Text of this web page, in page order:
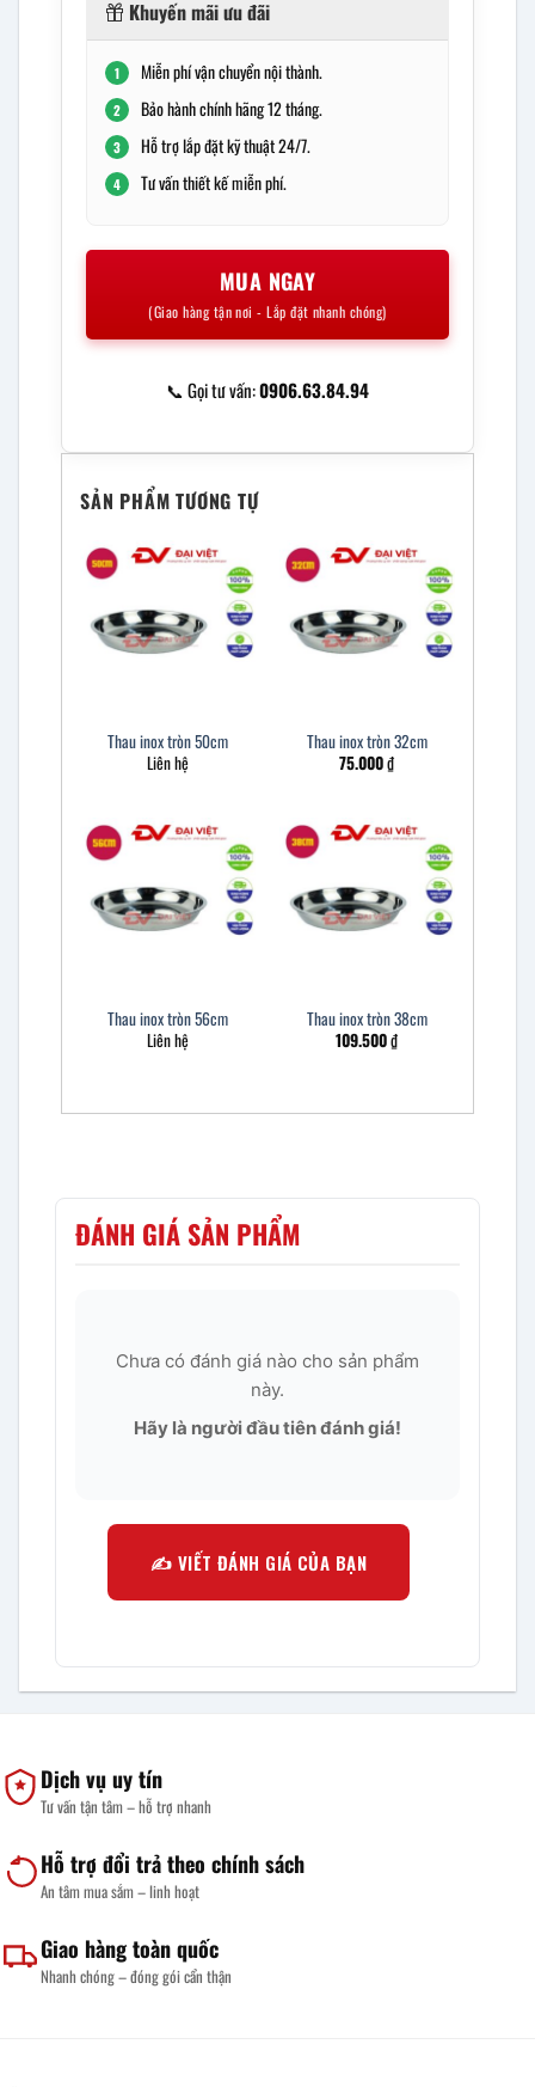
Khuyến mãi ưu đãi
1 Miễn phí vận chuyển nội thành.
2 Bảo hành chính hãng 12 tháng.
3 Hỗ trợ lắp đặt kỹ thuật 24/7.
4 Tư vấn thiết kế miễn phí.
MUA NGAY
(Giao hàng tận nơi - Lắp đặt nhanh chóng)
📞 Gọi tư vấn:0906.63.84.94
SẢN PHẨM TƯƠNG TỰ
Thau inox tròn 50cm
Liên hệ
Thau inox tròn 32cm
75.000₫
Thau inox tròn 56cm
Liên hệ
Thau inox tròn 38cm
109.500₫
ĐÁNH GIÁ SẢN PHẨM
Chưa có đánh giá nào cho sản phẩm
này.
Hãy là người đầu tiên đánh giá!
✍️ VIẾT ĐÁNH GIÁ CỦA BẠN
Dịch vụ uy tín
Tư vấn tận tâm – hỗ trợ nhanh
Hỗ trợ đổi trả theo chính sách
An tâm mua sắm – linh hoạt
Giao hàng toàn quốc
Nhanh chóng – đóng gói cẩn thận